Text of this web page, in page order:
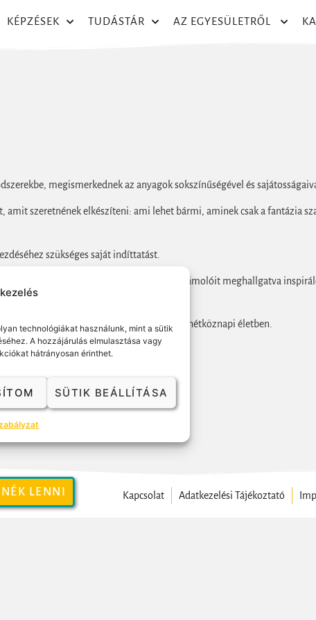
technológiákat használunk, mint a sütik
A hozzájárulás elmulasztása vagy
hátrányosan érinthet.
SÜTIK BEÁLLÍTÁSA
KÉPZÉSEK TUDÁSTÁR AZ EGYESÜLETRŐL
megismerkednek az anyagok sokszínűségével és
szeretnének elkészíteni: ami lehet bármi, aminek csak a fantázia
szükséges saját indíttatást.
mit élt meg alkotás közben. Egymás beszámolóit meghallgatva
a megszerzett tapasztalatokat a hétköznapi életben.
Kapcsolat Adatkezelési Tájékoztató
LENNI